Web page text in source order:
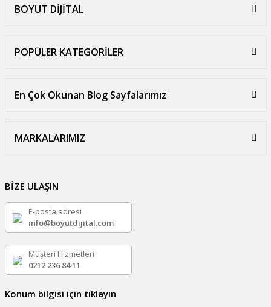
BOYUT DİJİTAL
POPÜLER KATEGORİLER
En Çok Okunan Blog Sayfalarımız
MARKALARIMIZ
BİZE ULAŞIN
E-posta adresi
info@boyutdijital.com
Müşteri Hizmetleri
0212 236 84 11
Konum bilgisi için tıklayın